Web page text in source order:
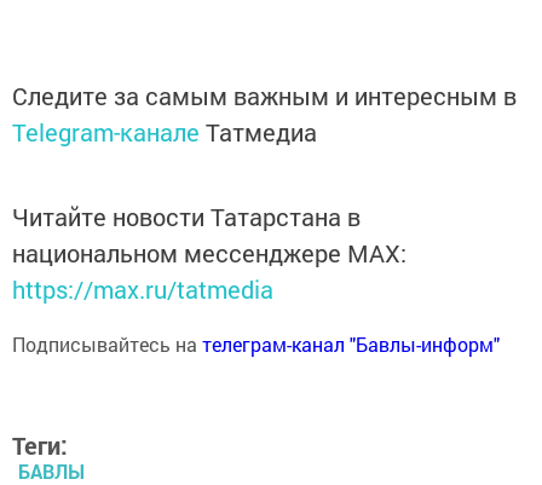
Следите за самым важным и интересным в
Telegram-канале Татмедиа
Читайте новости Татарстана в
национальном мессенджере MАХ:
https://max.ru/tatmedia
Подписывайтесь на телеграм-канал "Бавлы-информ"
Теги:
БАВЛЫ